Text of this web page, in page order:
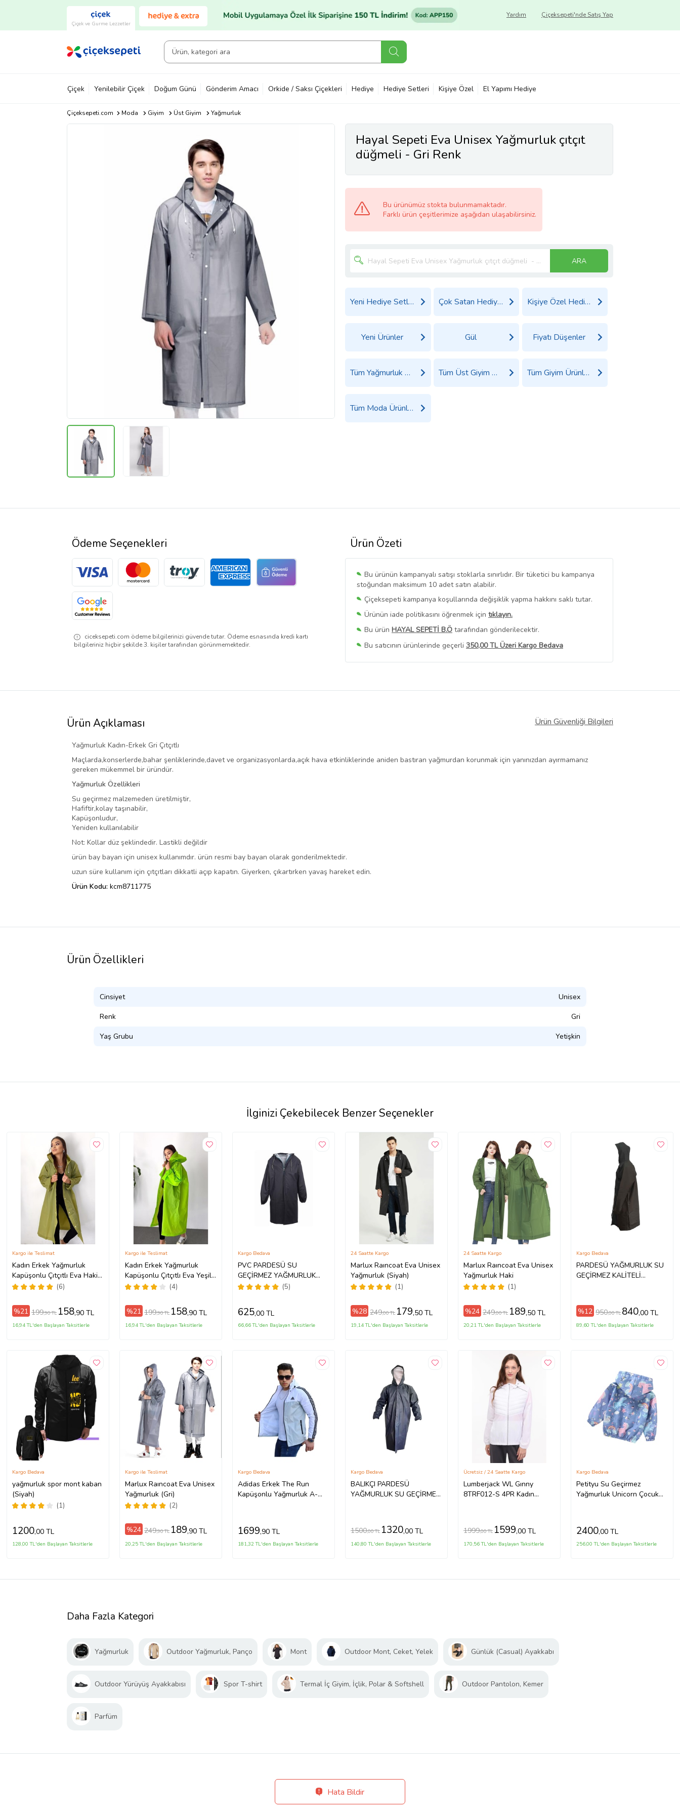
Çiçek ve Gurme Lezzetler
Çiçeksepeti'nde Satış Yap
Yardım
Çiçek Yenilebilir Çiçek Doğum Günü Gönderim Amacı Orkide / Saksı Çiçekleri Hediye Hediye Setleri Kişiye Özel El Yapımı Hediye
Çiçeksepeti.com Moda Giyim Üst Giyim Yağmurluk
Hayal Sepeti Eva Unisex Yağmurluk çıtçıt
düğmeli - Gri Renk
Bu ürünümüz stokta bulunmamaktadır.
Farklı ürün çeşitlerimize aşağıdan ulaşabilirsiniz.
ARA
Yeni Hediye Setleri Çok Satan Hediyeler Kişiye Özel Hediyeler
Yeni Ürünler Gül Fiyatı Düşenler
Tüm Yağmurluk Ürünleri Tüm Üst Giyim Ürünleri Tüm Giyim Ürünleri
Tüm Moda Ürünleri
Ürün Özeti
Bu ürünün kampanyalı satışı stoklarla sınırlıdır. Bir tüketici bu kampanya
stoğundan maksimum 10 adet satın alabilir.
Çiçeksepeti kampanya koşullarında değişiklik yapma hakkını saklı tutar.
Ürünün iade politikasını öğrenmek için tıklayın.
Bu ürün HAYAL SEPETİ B.Ö tarafından gönderilecektir.
Bu satıcının ürünlerinde geçerli 350,00 TL Üzeri Kargo Bedava
Bu SatıcınınTüm Ürünlerini Görüntüle
Ödeme Seçenekleri
ciceksepeti.com ödeme bilgilerinizi güvende tutar. Ödeme esnasında kredi kartı
bilgileriniz hiçbir şekilde 3. kişiler tarafından görünmemektedir.
Ürün Açıklaması Ürün Güvenliği Bilgileri
Yağmurluk Kadın-Erkek Gri Çıtçıtlı
Maçlarda,konserlerde,bahar şenliklerinde,davet ve organizasyonlarda,açık hava etkinliklerinde aniden bastıran yağmurdan korunmak için yanınızdan ayırmamanız
gereken mükemmel bir üründür.
Yağmurluk Özellikleri
Su geçirmez malzemeden üretilmiştir,
Hafiftir,kolay taşınabilir,
Kapüşonludur,
Yeniden kullanılabilir
Not: Kollar düz şeklindedir. Lastikli değildir
ürün bay bayan için unisex kullanımdır. ürün resmi bay bayan olarak gonderilmektedir.
uzun süre kullanım için çıtçıtları dikkatli açıp kapatın. Giyerken, çıkartırken yavaş hareket edin.
Ürün Kodu: kcm8711775
Ürün Özellikleri
Cinsiyet Unisex
Renk Gri
Yaş Grubu Yetişkin
İlginizi Çekebilecek Benzer Seçenekler
Kadın Erkek Yağmurluk
Kapüşonlu Çıtçıtlı Eva Haki
Yağmurluk M21MRC881R06
(6)
Kargo ile Teslimat
%21 199,90 TL 158,90 TL
16,94 TL'den Başlayan Taksitlerle
Kadın Erkek Yağmurluk
Kapüşonlu Çıtçıtlı Eva Yeşil
Yağmurluk M21MRC881R12
(4)
Kargo ile Teslimat
%21 199,90 TL 158,90 TL
16,94 TL'den Başlayan Taksitlerle
PVC PARDESÜ SU
GEÇİRMEZ YAĞMURLUK
PARDESÜ PVC İŞ
SU GEÇİRMEZ (Haki-
Lacivert)
(5)
Kargo Bedava
625,00 TL
66,66 TL'den Başlayan Taksitlerle
Marlux Raıncoat Eva Unisex
Yağmurluk (Siyah)
(1)
24 Saatte Kargo
%28 249,00 TL 179,50 TL
19,14 TL'den Başlayan Taksitlerle
Marlux Raıncoat Eva Unisex
Yağmurluk Haki
(1)
24 Saatte Kargo
%24 249,00 TL 189,50 TL
20,21 TL'den Başlayan Taksitlerle
PARDESÜ YAĞMURLUK SU
GEÇİRMEZ KALİTELİ
BALIKÇI YAĞMURLUK HAKİ
RENK
Kargo Bedava
%12 950,00 TL 840,00 TL
89,60 TL'den Başlayan Taksitlerle
yağmurluk spor mont kaban
(Siyah)
(1)
Kargo Bedava
1200,00 TL
128,00 TL'den Başlayan Taksitlerle
Marlux Raıncoat Eva Unisex
Yağmurluk (Gri)
(2)
Kargo ile Teslimat
%24 249,90 TL 189,90 TL
20,25 TL'den Başlayan Taksitlerle
Adidas Erkek The Run
Kapüşonlu Yağmurluk A-
Kargo Bedava
1699,90 TL
181,32 TL'den Başlayan Taksitlerle
BALIKÇI PARDESÜ
YAĞMURLUK SU GEÇİRMEZ
YAĞMURLUĞU ALT ÜST
TAKIM YAĞMURLUK
Kargo Bedava
1500,00 TL 1320,00 TL
140,80 TL'den Başlayan Taksitlerle
Lumberjack WL Gınny
8TRF012-S 4PR Kadın
Ücretsiz / 24 Saatte Kargo
1999,00 TL 1599,00 TL
170,56 TL'den Başlayan Taksitlerle
Petityu Su Geçirmez
Yağmurluk Unicorn Çocuk
Kargo Bedava
2400,00 TL
256,00 TL'den Başlayan Taksitlerle
Daha Fazla Kategori
Yağmurluk Outdoor Yağmurluk, Panço Mont Outdoor Mont, Ceket, Yelek Günlük (Casual) Ayakkabı
Outdoor Yürüyüş Ayakkabısı Spor T-shirt Termal İç Giyim, İçlik, Polar & Softshell Outdoor Pantolon, Kemer
Parfüm
Hata Bildir